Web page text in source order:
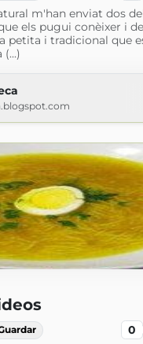
m'han enviat dos
els pugui conèixer i
petita i tradicional que
0